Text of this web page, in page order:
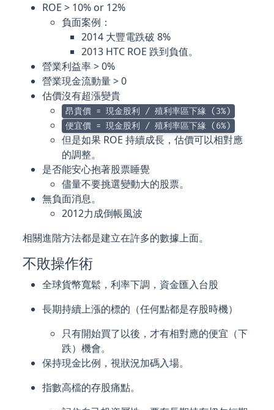
ROE > 10% or 12%
負面案例：
2014 大豐電跌破 8%
2013 HTC ROE 跌到負值。
營業利益率 > 0%
營業現金流動量 > 0
估價沒有超漲變貴
昂貴價 = 現金股利 / 殖利率區下緣 (3%)
便宜價 = 現金股利 / 殖利率區下緣 (6%)
但是如果 ROE 持續成長，估價可以相對應
的調整。
是否能安心抱著股票睡覺
儘量不要挑選變動大的股票。
無負面消息。
2012力成倒帳風波
相關進階方法都是建立在許多的數據上面。
不敗操作術
全球貨幣寬鬆，利率下調，資金匯入台股
長期持續上漲的標的（任何點都是存股時機）
只有開始買了以後，才有相對應的便宜（下
跌）機會。
保持現金比例，視狀況加碼入場。
指數高檔的存股痛點。